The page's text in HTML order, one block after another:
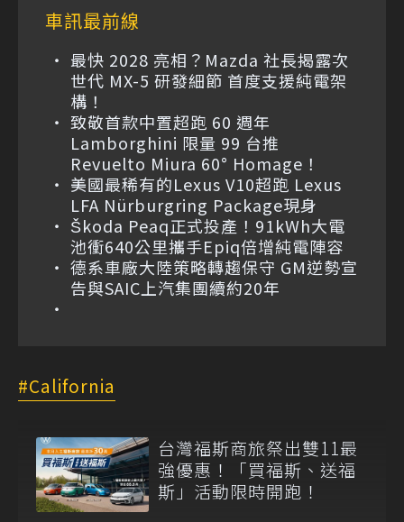
車訊最前線
最快 2028 亮相？Mazda 社長揭露次
世代 MX-5 研發細節 首度支援純電架
構！
致敬首款中置超跑 60 週年
Lamborghini 限量 99 台推
Revuelto Miura 60° Homage！
美國最稀有的Lexus V10超跑 Lexus
LFA Nürburgring Package現身
Škoda Peaq正式投產！91kWh大電
池衝640公里攜手Epiq倍增純電陣容
德系車廠大陸策略轉趨保守 GM逆勢宣
告與SAIC上汽集團續約20年
California
台灣福斯商旅祭出雙11最
強優惠！「買福斯、送福
斯」活動限時開跑！